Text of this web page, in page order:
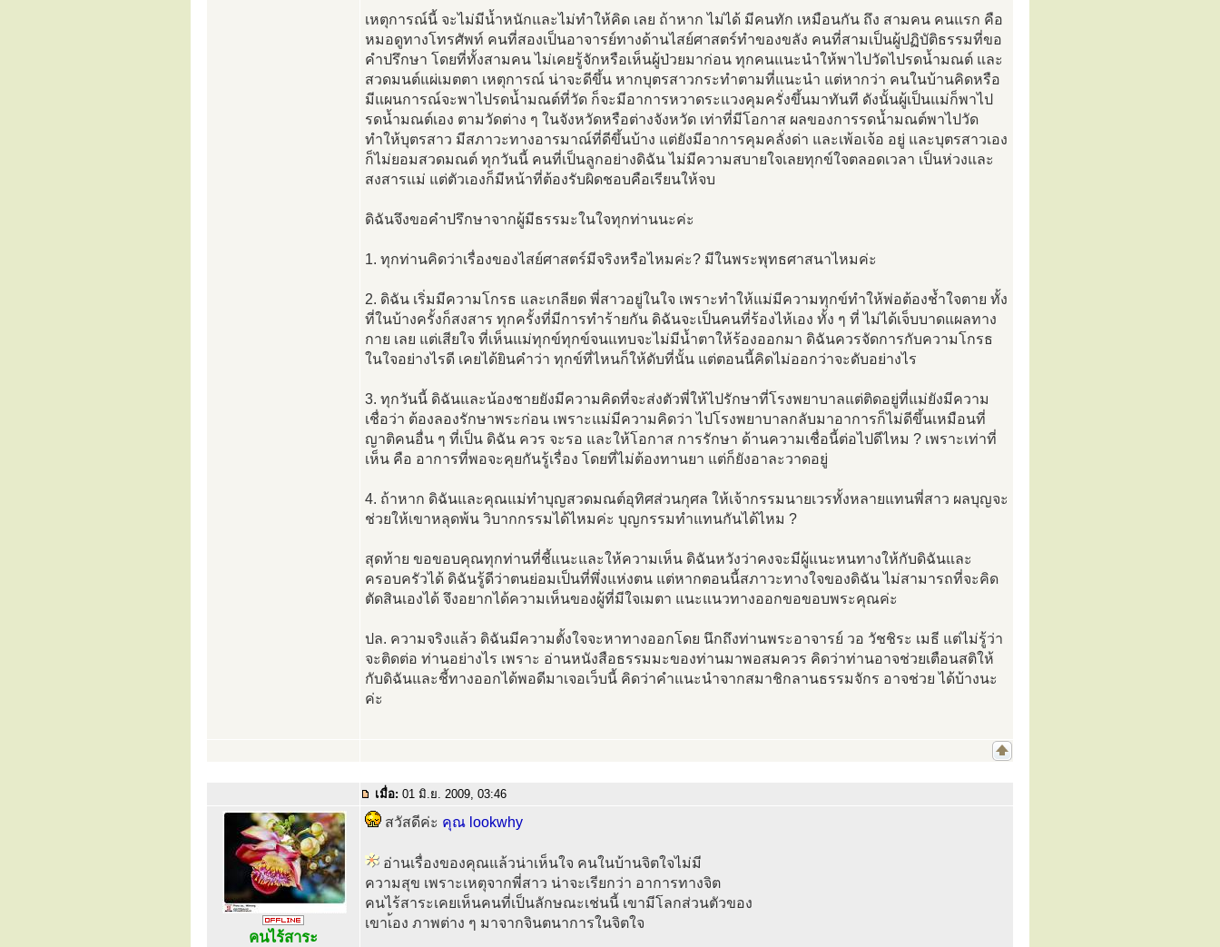
เหตุการณ์นี้ จะไม่มีน้ำหนักและไม่ทำให้คิด เลย ถ้าหาก ไม่ได้ มีคนทัก เหมือนกัน ถึง สามคน คนแรก คือ
หมอดูทางโทรศัพท์ คนที่สองเป็นอาจารย์ทางด้านไสย์ศาสตร์ทำของขลัง คนที่สามเป็นผู้ปฏิบัติธรรมที่ขอ
คำปรึกษา โดยที่ทั้งสามคน ไม่เคยรู้จักหรือเห็นผู้ป่วยมาก่อน ทุกคนแนะนำให้พาไปวัดไปรดน้ำมณต์ และ
สวดมนต์แผ่เมตตา เหตุการณ์ น่าจะดีขึ้น หากบุตรสาวกระทำตามที่แนะนำ แต่หากว่า คนในบ้านคิดหรือ
มีแผนการณ์จะพาไปรดน้ำมณต์ที่วัด ก็จะมีอาการหวาดระแวงคุมครั่งขึ้นมาทันที ดังนั้นผู้เป็นแม่ก็พาไป
รดน้ำมณต์เอง ตามวัดต่าง ๆ ในจังหวัดหรือต่างจังหวัด เท่าที่มีโอกาส ผลของการรดน้ำมณต์พาไปวัด
ทำให้บุตรสาว มีสภาวะทางอารมาณ์ที่ดีขึ้นบ้าง แต่ยังมีอาการคุมคลั่งด่า และเพ้อเจ้อ อยู่ และบุตรสาวเอง
ก็ไม่ยอมสวดมณต์ ทุกวันนี้ คนที่เป็นลูกอย่างดิฉัน ไม่มีความสบายใจเลยทุกข์ใจตลอดเวลา เป็นห่วงและ
สงสารแม่ แต่ตัวเองก็มีหน้าที่ต้องรับผิดชอบคือเรียนให้จบ
ดิฉันจึงขอคำปรึกษาจากผู้มีธรรมะในใจทุกท่านนะค่ะ
1. ทุกท่านคิดว่าเรื่องของไสย์ศาสตร์มีจริงหรือไหมค่ะ? มีในพระพุทธศาสนาไหมค่ะ
2. ดิฉัน เริ่มมีความโกรธ และเกลียด พี่สาวอยู่ในใจ เพราะทำให้แม่มีความทุกข์ทำให้พ่อต้องช้ำใจตาย ทั้ง
ที่ในบ้างครั้งก็สงสาร ทุกครั้งที่มีการทำร้ายกัน ดิฉันจะเป็นคนที่ร้องไห้เอง ทั้ง ๆ ที่ ไม่ได้เจ็บบาดแผลทาง
กาย เลย แต่เสียใจ ที่เห็นแม่ทุกข์ทุกข์จนแทบจะไม่มีน้ำตาให้ร้องออกมา ดิฉันควรจัดการกับความโกรธ
ในใจอย่างไรดี เคยได้ยินคำว่า ทุกข์ที่ไหนก็ให้ดับที่นั้น แต่ตอนนี้คิดไม่ออกว่าจะดับอย่างไร
3. ทุกวันนี้ ดิฉันและน้องชายยังมีความคิดที่จะส่งตัวพี่ให้ไปรักษาที่โรงพยาบาลแต่ติดอยู่ที่แม่ยังมีความ
เชื่อว่า ต้องลองรักษาพระก่อน เพราะแม่มีความคิดว่า ไปโรงพยาบาลกลับมาอาการก็ไม่ดีขึ้นเหมือนที่
ญาติคนอื่น ๆ ที่เป็น ดิฉัน ควร จะรอ และให้โอกาส การรักษา ด้านความเชื่อนี้ต่อไปดีไหม ? เพราะเท่าที่
เห็น คือ อาการที่พอจะคุยกันรู้เรื่อง โดยที่ไม่ต้องทานยา แต่ก็ยังอาละวาดอยู่
4. ถ้าหาก ดิฉันและคุณแม่ทำบุญสวดมณต์อุทิศส่วนกุศล ให้เจ้ากรรมนายเวรทั้งหลายแทนพี่สาว ผลบุญจะ
ช่วยให้เขาหลุดพ้น วิบากกรรมได้ไหมค่ะ บุญกรรมทำแทนกันได้ไหม ?
สุดท้าย ขอขอบคุณทุกท่านที่ชี้แนะและให้ความเห็น ดิฉันหวังว่าคงจะมีผู้แนะหนทางให้กับดิฉันและ
ครอบครัวได้ ดิฉันรู้ดีว่าตนย่อมเป็นที่พึ่งแห่งตน แต่หากตอนนี้สภาวะทางใจของดิฉัน ไม่สามารถที่จะคิด
ตัดสินเองได้ จึงอยากได้ความเห็นของผู้ที่มีใจเมตา แนะแนวทางออกขอขอบพระคุณค่ะ
ปล. ความจริงแล้ว ดิฉันมีความตั้งใจจะหาทางออกโดย นึกถึงท่านพระอาจารย์ วอ วัชชิระ เมธี แต่ไม่รู้ว่า
จะติดต่อ ท่านอย่างไร เพราะ อ่านหนังสือธรรมมะของท่านมาพอสมควร คิดว่าท่านอาจช่วยเตือนสติให้
กับดิฉันและชี้ทางออกได้พอดีมาเจอเว็บนี้ คิดว่าคำแนะนำจากสมาชิกลานธรรมจักร อาจช่วย ได้บ้างนะ
ค่ะ
เมื่อ: 01 มิ.ย. 2009, 03:46
คนไร้สาระ
สวัสดีค่ะ คุณ lookwhy
อ่านเรื่องของคุณแล้วน่าเห็นใจ คนในบ้านจิตใจไม่มี
ความสุข เพราะเหตุจากพี่สาว น่าจะเรียกว่า อาการทางจิต
คนไร้สาระเคยเห็นคนที่เป็นลักษณะเช่นนี้ เขามีโลกส่วนตัวของ
เขาเ้อง ภาพต่าง ๆ มาจากจินตนาการในจิตใจ